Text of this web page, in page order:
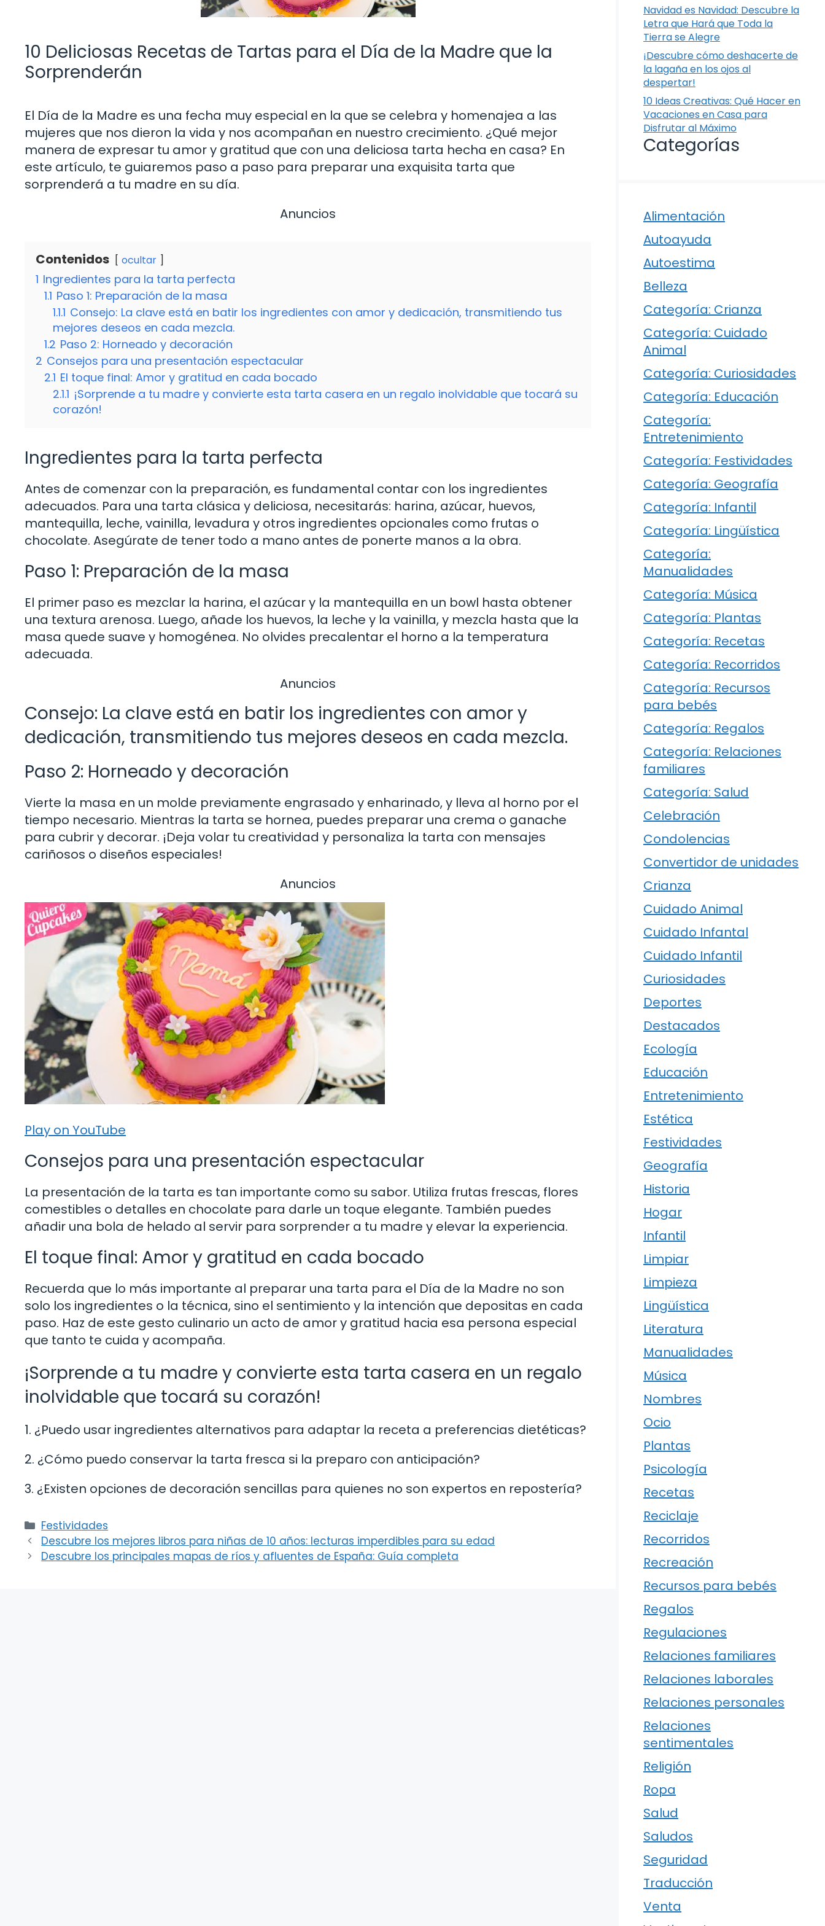
10 Deliciosas Recetas de Tartas para el Día de la Madre que la
Sorprenderán
El Día de la Madre es una fecha muy especial en la que se celebra y homenajea a las
mujeres que nos dieron la vida y nos acompañan en nuestro crecimiento. ¿Qué mejor
manera de expresar tu amor y gratitud que con una deliciosa tarta hecha en casa? En
este artículo, te guiaremos paso a paso para preparar una exquisita tarta que
sorprenderá a tu madre en su día.
Anuncios
Contenidos ocultar
1 Ingredientes para la tarta perfecta
1.1 Paso 1: Preparación de la masa
1.1.1 Consejo: La clave está en batir los ingredientes con amor y dedicación, transmitiendo tus
mejores deseos en cada mezcla.
1.2 Paso 2: Horneado y decoración
2 Consejos para una presentación espectacular
2.1 El toque final: Amor y gratitud en cada bocado
2.1.1 ¡Sorprende a tu madre y convierte esta tarta casera en un regalo inolvidable que tocará su
corazón!
Ingredientes para la tarta perfecta
Antes de comenzar con la preparación, es fundamental contar con los ingredientes
adecuados. Para una tarta clásica y deliciosa, necesitarás: harina, azúcar, huevos,
mantequilla, leche, vainilla, levadura y otros ingredientes opcionales como frutas o
chocolate. Asegúrate de tener todo a mano antes de ponerte manos a la obra.
Paso 1: Preparación de la masa
El primer paso es mezclar la harina, el azúcar y la mantequilla en un bowl hasta obtener
una textura arenosa. Luego, añade los huevos, la leche y la vainilla, y mezcla hasta que la
masa quede suave y homogénea. No olvides precalentar el horno a la temperatura
adecuada.
Anuncios
Consejo: La clave está en batir los ingredientes con amor y
dedicación, transmitiendo tus mejores deseos en cada mezcla.
Paso 2: Horneado y decoración
Vierte la masa en un molde previamente engrasado y enharinado, y lleva al horno por el
tiempo necesario. Mientras la tarta se hornea, puedes preparar una crema o ganache
para cubrir y decorar. ¡Deja volar tu creatividad y personaliza la tarta con mensajes
cariñosos o diseños especiales!
Anuncios
Play on YouTube
Consejos para una presentación espectacular
La presentación de la tarta es tan importante como su sabor. Utiliza frutas frescas, flores
comestibles o detalles en chocolate para darle un toque elegante. También puedes
añadir una bola de helado al servir para sorprender a tu madre y elevar la experiencia.
El toque final: Amor y gratitud en cada bocado
Recuerda que lo más importante al preparar una tarta para el Día de la Madre no son
solo los ingredientes o la técnica, sino el sentimiento y la intención que depositas en cada
paso. Haz de este gesto culinario un acto de amor y gratitud hacia esa persona especial
que tanto te cuida y acompaña.
¡Sorprende a tu madre y convierte esta tarta casera en un regalo
inolvidable que tocará su corazón!
1. ¿Puedo usar ingredientes alternativos para adaptar la receta a preferencias dietéticas?
2. ¿Cómo puedo conservar la tarta fresca si la preparo con anticipación?
3. ¿Existen opciones de decoración sencillas para quienes no son expertos en repostería?
Categorías
Festividades
Descubre los mejores libros para niñas de 10 años: lecturas imperdibles para su edad
Descubre los principales mapas de ríos y afluentes de España: Guía completa
Navidad es Navidad: Descubre la
Letra que Hará que Toda la
Tierra se Alegre
¡Descubre cómo deshacerte de
la lagaña en los ojos al
despertar!
10 Ideas Creativas: Qué Hacer en
Vacaciones en Casa para
Disfrutar al Máximo
Categorías
Alimentación
Autoayuda
Autoestima
Belleza
Categoría: Crianza
Categoría: Cuidado
Animal
Categoría: Curiosidades
Categoría: Educación
Categoría:
Entretenimiento
Categoría: Festividades
Categoría: Geografía
Categoría: Infantil
Categoría: Lingüística
Categoría:
Manualidades
Categoría: Música
Categoría: Plantas
Categoría: Recetas
Categoría: Recorridos
Categoría: Recursos
para bebés
Categoría: Regalos
Categoría: Relaciones
familiares
Categoría: Salud
Celebración
Condolencias
Convertidor de unidades
Crianza
Cuidado Animal
Cuidado Infantal
Cuidado Infantil
Curiosidades
Deportes
Destacados
Ecología
Educación
Entretenimiento
Estética
Festividades
Geografía
Historia
Hogar
Infantil
Limpiar
Limpieza
Lingüística
Literatura
Manualidades
Música
Nombres
Ocio
Plantas
Psicología
Recetas
Reciclaje
Recorridos
Recreación
Recursos para bebés
Regalos
Regulaciones
Relaciones familiares
Relaciones laborales
Relaciones personales
Relaciones
sentimentales
Religión
Ropa
Salud
Saludos
Seguridad
Traducción
Venta